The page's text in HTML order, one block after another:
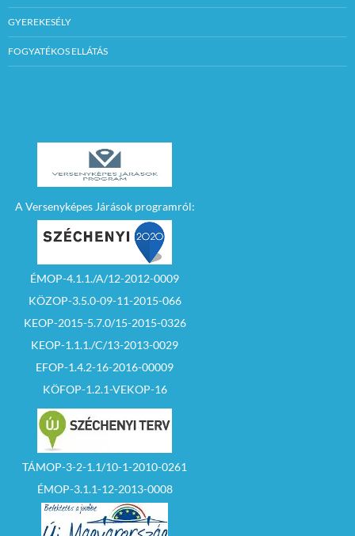
GYEREKESÉLY
FOGYATÉKOS ELLÁTÁS
A Versenyképes Járások programról:
ÉMOP-4.1.1./A/12-2012-0009
KÖZOP-3.5.0-09-11-2015-066
KEOP-2015-5.7.0/15-2015-0326
KEOP-1.1.1./C/13-2013-0029
EFOP-1.4.2-16-2016-00009
KÖFOP-1.2.1-VEKOP-16
TÁMOP-3-2-1.1/10-1-2010-0261
ÉMOP-3.1.1-12-2013-0008